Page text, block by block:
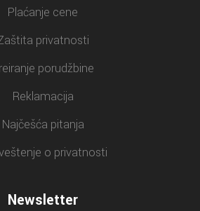
Plaćanje cene
privatnosti
porudžbine
Reklamacija
Najčešća pitanja
o privatnosti
Newsletter